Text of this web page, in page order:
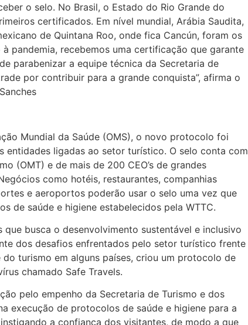
o selo. No Brasil, o Estado do Rio Grande do
certificados. Em nível mundial, Arábia Saudita,
de Quintana Roo, onde fica Cancún, foram os
pandemia, recebemos uma certificação que garante
parabenizar a equipe técnica da Secretaria de
por contribuir para a grande conquista”, afirma o
Mundial da Saúde (OMS), o novo protocolo foi
entidades ligadas ao setor turístico. O selo conta com
(OMT) e de mais de 200 CEO’s de grandes
como hotéis, restaurantes, companhias
e aeroportos poderão usar o selo uma vez que
de saúde e higiene estabelecidos pela WTTC.
que busca o desenvolvimento sustentável e inclusivo
dos desafios enfrentados pelo setor turístico frente
turismo em alguns países, criou um protocolo de
chamado Safe Travels.
pelo empenho da Secretaria de Turismo e dos
execução de protocolos de saúde e higiene para a
a confiança dos visitantes, de modo a que